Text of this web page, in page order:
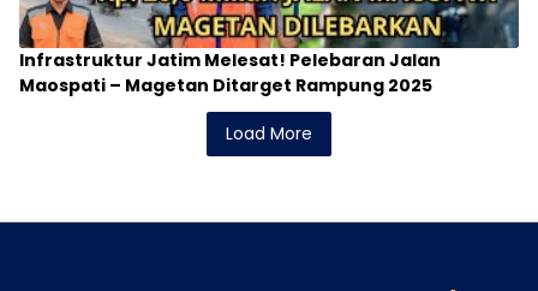
Infrastruktur Jatim Melesat! Pelebaran Jalan
Maospati – Magetan Ditarget Rampung 2025
Load More